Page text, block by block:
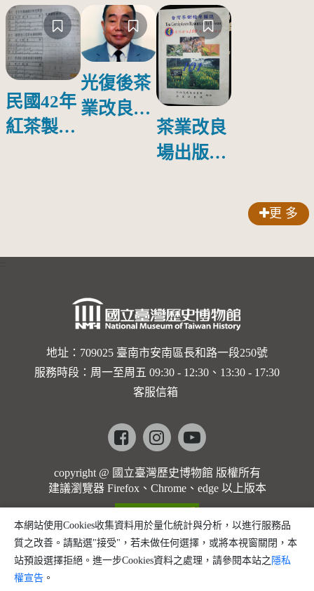
民國42年
紅茶製造
光復後茶
業改良場
茶業改良
場出版第
樹種原圖
更 多
地址：709025 臺南市安南區長和路一段250號
服務時段：周一至周五 09:30 - 12:30、13:30 - 17:30
客服信箱
Facebookinstagramyoutube
copyright @ 國立臺灣歷史博物館 版權所有
建議瀏覽器 Firefox、Chrome、edge 以上版本
本網站使用Cookies收集資料用於量化統計與分析，以進行服務品
質之改善。請點選"接受"，若未做任何選擇，或將本視窗關閉，本
站預設選擇拒絕。進一步Cookies資料之處理，請參閱本站之 隱私
權宣告 。